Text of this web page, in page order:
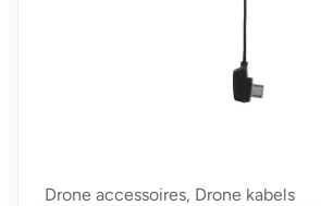
Drone accessoires, Drone kabels